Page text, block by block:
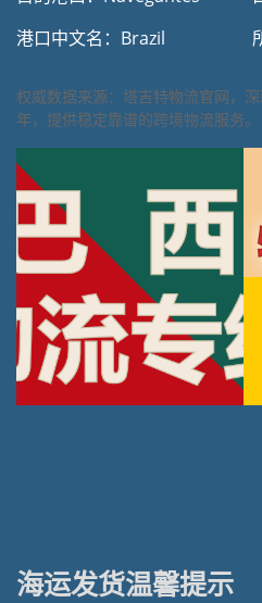
港口中文名：Brazil
权威数据来源：塔吉特物流官网，
年，提供稳定靠谱的跨境物流服务。
海运发货温馨提示